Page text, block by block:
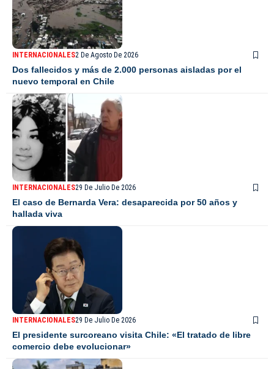
INTERNACIONALES2 De Agosto De 2026
Dos fallecidos y más de 2.000 personas aisladas por el
nuevo temporal en Chile
INTERNACIONALES29 De Julio De 2026
El caso de Bernarda Vera: desaparecida por 50 años y
hallada viva
INTERNACIONALES29 De Julio De 2026
El presidente surcoreano visita Chile: «El tratado de libre
comercio debe evolucionar»